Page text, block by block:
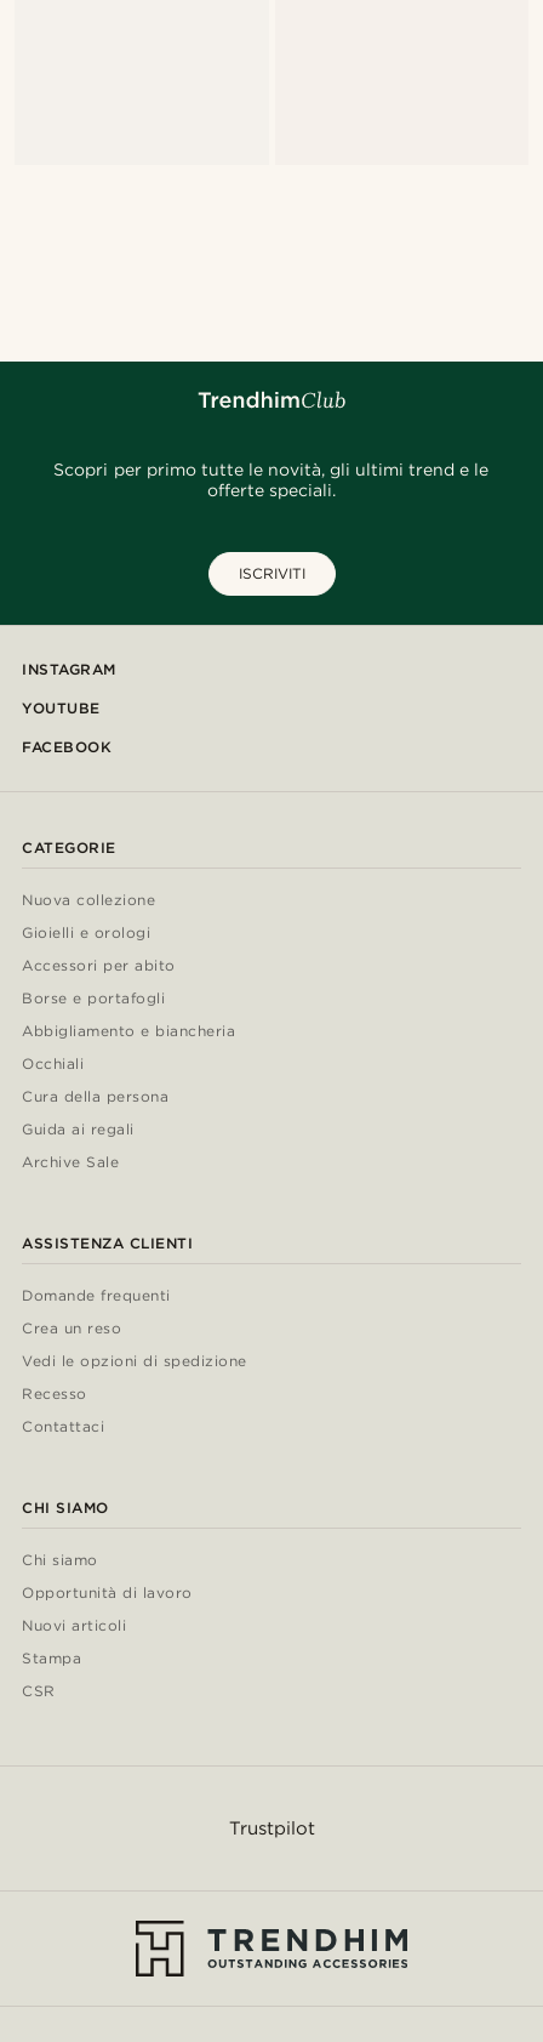
Scopri per primo tutte le novità, gli ultimi trend e le
offerte speciali.
ISCRIVITI
INSTAGRAM
YOUTUBE
FACEBOOK
CATEGORIE
Nuova collezione
Gioielli e orologi
Accessori per abito
Borse e portafogli
Abbigliamento e biancheria
Occhiali
Cura della persona
Guida ai regali
Archive Sale
ASSISTENZA CLIENTI
Domande frequenti
Crea un reso
Vedi le opzioni di spedizione
Recesso
Contattaci
CHI SIAMO
Chi siamo
Opportunità di lavoro
Nuovi articoli
Stampa
CSR
Trustpilot